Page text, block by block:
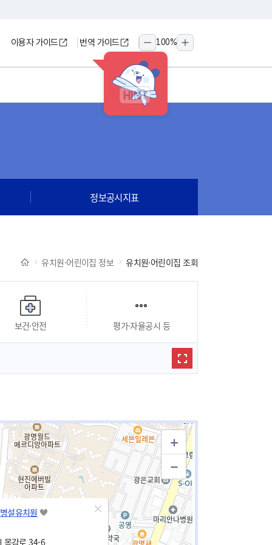
HINT
이용자 가이드 번역 가이드
축소
100%
확대
정보공시지표
유치원·어린이집 정보 유치원·어린이집 조회
보건·안전 평가·자율공시 등
설유치원
목감로 34-6